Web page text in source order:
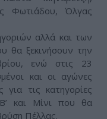
Φωτιάδου, Όλγας
αλλά και των
θα ξεκινήσουν την
ενώ στις 23
και οι αγώνες
τις κατηγορίες
και Μίνι που θα
Πέλλας.